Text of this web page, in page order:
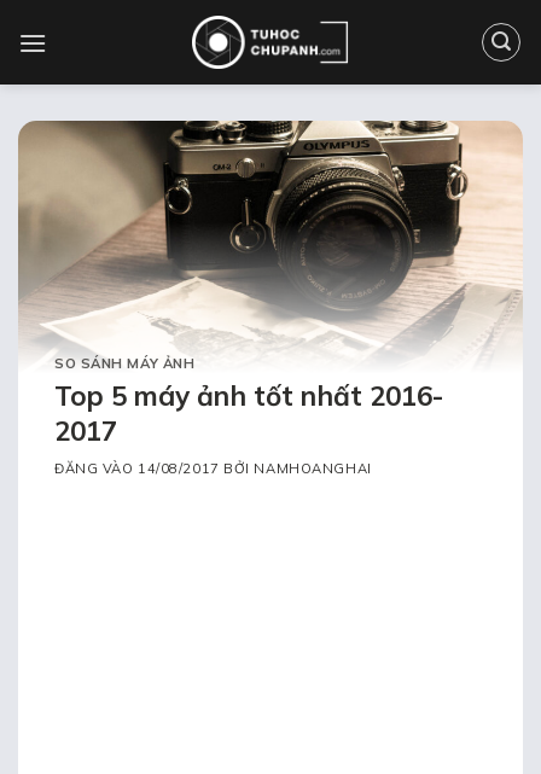
qua
SO SÁNH MÁY ẢNH
Top 5 máy ảnh tốt nhất 2016-
2017
ĐĂNG VÀO 14/08/2017 BỞI NAMHOANGHAI